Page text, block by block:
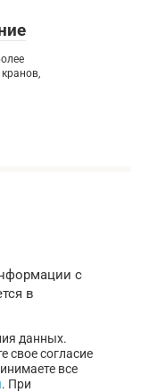
с
в
данных.
свое согласие
все
. При